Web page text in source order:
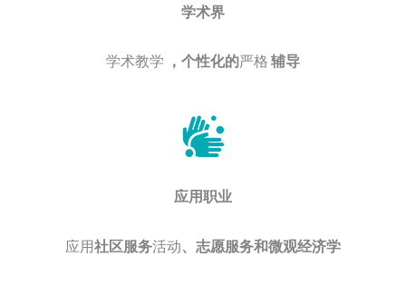
学术界
学术教学 ，个性化的严格辅导
应用职业
应用社区服务活动、志愿服务和微观经济学